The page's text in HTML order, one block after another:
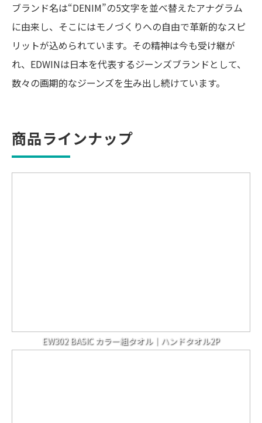
ブランド名は“DENIM”の5文字を並べ替えたアナグラム
に由来し、そこにはモノづくりへの自由で革新的なスピ
リットが込められています。その精神は今も受け継が
れ、EDWINは日本を代表するジーンズブランドとして、
数々の画期的なジーンズを生み出し続けています。
商品ラインナップ
EW302 BASIC カラー組タオル｜ハンドタオル2P